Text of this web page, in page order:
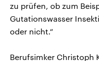
zu prüfen, ob zum
Gutationswasser
oder nicht.“
Berufsimker Christoph